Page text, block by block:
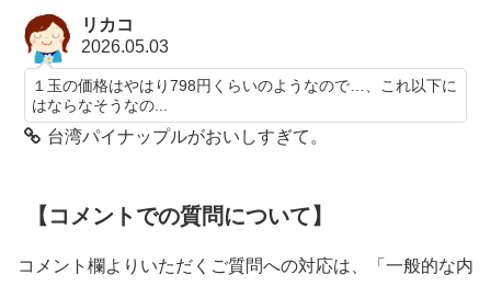
リカコ
2026.05.03
１玉の価格はやはり798円くらいのようなので…、これ以下に
はならなそうなの...
台湾パイナップルがおいしすぎて。
【コメントでの質問について】
コメント欄よりいただくご質問への対応は、「一般的な内